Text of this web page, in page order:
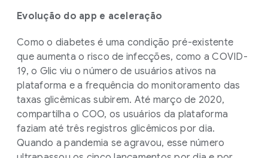
Evolução do app e aceleração
Como o diabetes é uma condição pré-existente
que aumenta o risco de infecções, como a COVID-
19, o Glic viu o número de usuários ativos na
plataforma e a frequência do monitoramento das
taxas glicêmicas subirem. Até março de 2020,
compartilha o COO, os usuários da plataforma
faziam até três registros glicêmicos por dia.
Quando a pandemia se agravou, esse número